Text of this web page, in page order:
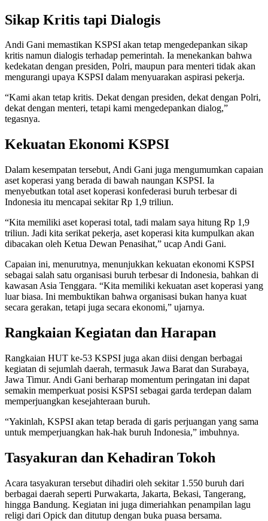
Sikap Kritis tapi Dialogis
Andi Gani memastikan KSPSI akan tetap mengedepankan sikap
kritis namun dialogis terhadap pemerintah. Ia menekankan bahwa
kedekatan dengan presiden, Polri, maupun para menteri tidak akan
mengurangi upaya KSPSI dalam menyuarakan aspirasi pekerja.
“Kami akan tetap kritis. Dekat dengan presiden, dekat dengan Polri,
dekat dengan menteri, tetapi kami mengedepankan dialog,”
tegasnya.
Kekuatan Ekonomi KSPSI
Dalam kesempatan tersebut, Andi Gani juga mengumumkan capaian
aset koperasi yang berada di bawah naungan KSPSI. Ia
menyebutkan total aset koperasi konfederasi buruh terbesar di
Indonesia itu mencapai sekitar Rp 1,9 triliun.
“Kita memiliki aset koperasi total, tadi malam saya hitung Rp 1,9
triliun. Jadi kita serikat pekerja, aset koperasi kita kumpulkan akan
dibacakan oleh Ketua Dewan Penasihat,” ucap Andi Gani.
Capaian ini, menurutnya, menunjukkan kekuatan ekonomi KSPSI
sebagai salah satu organisasi buruh terbesar di Indonesia, bahkan di
kawasan Asia Tenggara. “Kita memiliki kekuatan aset koperasi yang
luar biasa. Ini membuktikan bahwa organisasi bukan hanya kuat
secara gerakan, tetapi juga secara ekonomi,” ujarnya.
Rangkaian Kegiatan dan Harapan
Rangkaian HUT ke-53 KSPSI juga akan diisi dengan berbagai
kegiatan di sejumlah daerah, termasuk Jawa Barat dan Surabaya,
Jawa Timur. Andi Gani berharap momentum peringatan ini dapat
semakin memperkuat posisi KSPSI sebagai garda terdepan dalam
memperjuangkan kesejahteraan buruh.
“Yakinlah, KSPSI akan tetap berada di garis perjuangan yang sama
untuk memperjuangkan hak-hak buruh Indonesia,” imbuhnya.
Tasyakuran dan Kehadiran Tokoh
Acara tasyakuran tersebut dihadiri oleh sekitar 1.550 buruh dari
berbagai daerah seperti Purwakarta, Jakarta, Bekasi, Tangerang,
hingga Bandung. Kegiatan ini juga dimeriahkan penampilan lagu
religi dari Opick dan ditutup dengan buka puasa bersama.